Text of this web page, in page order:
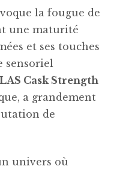
la fougue de
une maturité
et ses touches
sensoriel
Cask Strength
a grandement
de
univers où